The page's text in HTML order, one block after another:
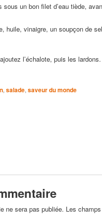
un bon filet d’eau tiède,
huile, vinaigre, un soupçon de
l’échalote, puis les
,salade,saveur du monde
ne sera pas publiée. Les